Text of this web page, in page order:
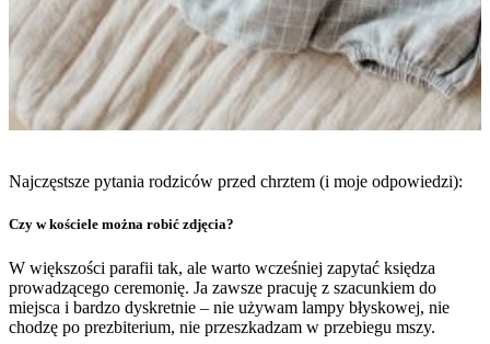
Najczęstsze pytania rodziców przed chrztem (i moje odpowiedzi):
Czy w kościele można robić zdjęcia?
W większości parafii tak, ale warto wcześniej zapytać księdza
prowadzącego ceremonię. Ja zawsze pracuję z szacunkiem do
miejsca i bardzo dyskretnie – nie używam lampy błyskowej, nie
chodzę po prezbiterium, nie przeszkadzam w przebiegu mszy.